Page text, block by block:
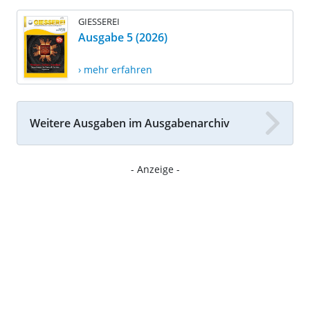
GIESSEREI
Ausgabe 5 (2026)
› mehr erfahren
Weitere Ausgaben im Ausgabenarchiv
- Anzeige -